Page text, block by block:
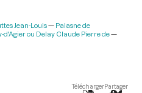
Jean-Louis
Palasne de
d'Agier ou Delay Claude Pierre de
TéléchargerPartager